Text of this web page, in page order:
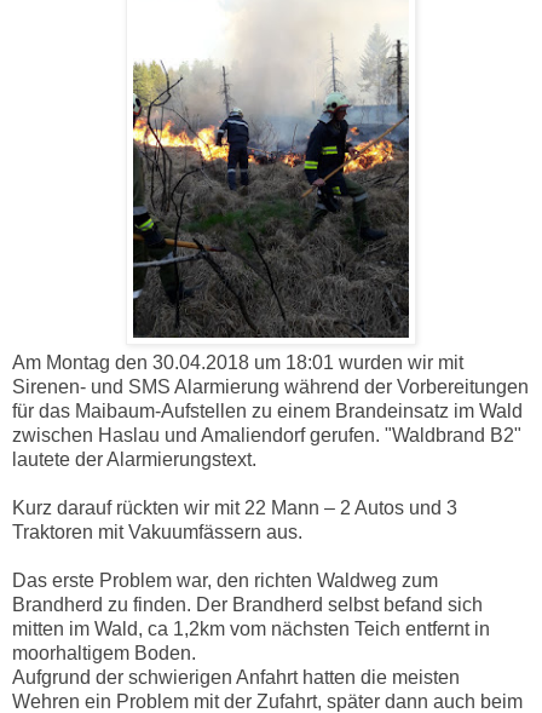
Am Montag den 30.04.2018 um 18:01 wurden wir mit
Sirenen- und SMS Alarmierung während der Vorbereitungen
für das Maibaum-Aufstellen zu einem Brandeinsatz im Wald
zwischen Haslau und Amaliendorf gerufen. "Waldbrand B2"
lautete der Alarmierungstext.
Kurz darauf rückten wir mit 22 Mann – 2 Autos und 3
Traktoren mit Vakuumfässern aus.
Das erste Problem war, den richten Waldweg zum
Brandherd zu finden. Der Brandherd selbst befand sich
mitten im Wald, ca 1,2km vom nächsten Teich entfernt in
moorhaltigem Boden.
Aufgrund der schwierigen Anfahrt hatten die meisten
Wehren ein Problem mit der Zufahrt, später dann auch beim